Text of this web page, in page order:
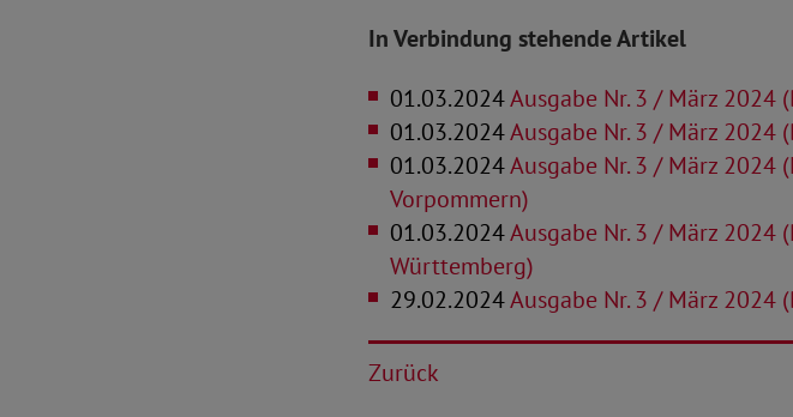
In Verbindung stehende Artikel
01.03.2024Ausgabe Nr. 3 / März 2024
01.03.2024Ausgabe Nr. 3 / März 2024
01.03.2024Ausgabe Nr. 3 / März
Vorpommern)
01.03.2024Ausgabe Nr. 3 / März
Württemberg)
29.02.2024Ausgabe Nr. 3 / März 2024
Zurück